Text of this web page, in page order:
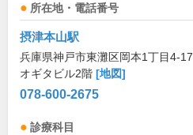
所在地・電話番号
摂津本山駅
兵庫県神戸市東灘区岡本1丁目4-17
オギタビル2階 [地図]
078-600-2675
診療科目